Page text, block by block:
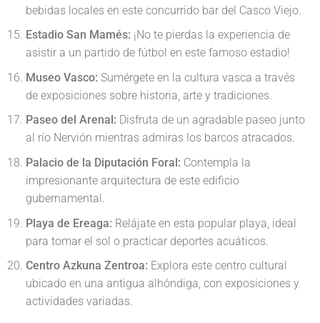
bebidas locales en este concurrido bar del Casco Viejo.
Estadio San Mamés: ¡No te pierdas la experiencia de
asistir a un partido de fútbol en este famoso estadio!
Museo Vasco: Sumérgete en la cultura vasca a través
de exposiciones sobre historia, arte y tradiciones.
Paseo del Arenal: Disfruta de un agradable paseo junto
al río Nervión mientras admiras los barcos atracados.
Palacio de la Diputación Foral: Contempla la
impresionante arquitectura de este edificio
gubernamental.
Playa de Ereaga: Relájate en esta popular playa, ideal
para tomar el sol o practicar deportes acuáticos.
Centro Azkuna Zentroa: Explora este centro cultural
ubicado en una antigua alhóndiga, con exposiciones y
actividades variadas.